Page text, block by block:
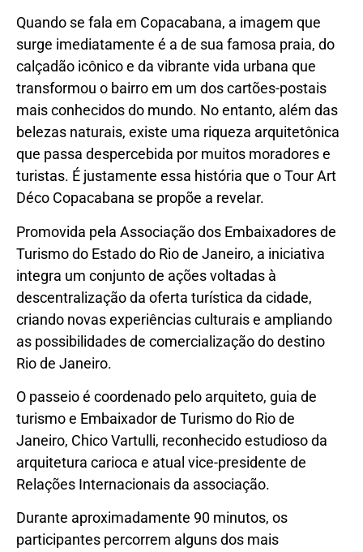
Quando se fala em Copacabana, a imagem que
surge imediatamente é a de sua famosa praia, do
calçadão icônico e da vibrante vida urbana que
transformou o bairro em um dos cartões-postais
mais conhecidos do mundo. No entanto, além das
belezas naturais, existe uma riqueza arquitetônica
que passa despercebida por muitos moradores e
turistas. É justamente essa história que o Tour Art
Déco Copacabana se propõe a revelar.
Promovida pela Associação dos Embaixadores de
Turismo do Estado do Rio de Janeiro, a iniciativa
integra um conjunto de ações voltadas à
descentralização da oferta turística da cidade,
criando novas experiências culturais e ampliando
as possibilidades de comercialização do destino
Rio de Janeiro.
O passeio é coordenado pelo arquiteto, guia de
turismo e Embaixador de Turismo do Rio de
Janeiro, Chico Vartulli, reconhecido estudioso da
arquitetura carioca e atual vice-presidente de
Relações Internacionais da associação.
Durante aproximadamente 90 minutos, os
participantes percorrem alguns dos mais